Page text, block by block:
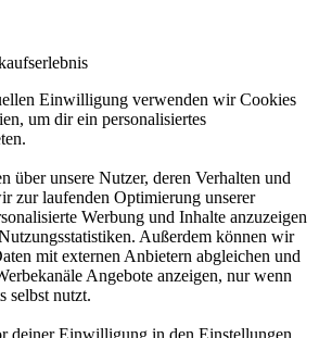
Einwilligung verwenden wir Cookies
um dir ein personalisiertes
über unsere Nutzer, deren Verhalten und
zur laufenden Optimierung unserer
Werbung und Inhalte anzuzeigen
Außerdem können wir
mit externen Anbietern abgleichen und
Angebote anzeigen, nur wenn
selbst nutzt.